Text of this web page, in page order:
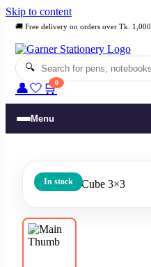
Skip to content
🚚 Free delivery on orders over Tk. 1,000
🔍
👤🤍 🛒0
Menu
In stock